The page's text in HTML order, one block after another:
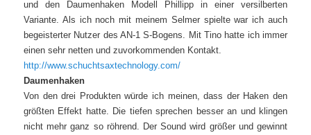
und den Daumenhaken Modell Phillipp in einer versilberten
Variante. Als ich noch mit meinem Selmer spielte war ich auch
begeisterter Nutzer des AN-1 S-Bogens. Mit Tino hatte ich immer
einen sehr netten und zuvorkommenden Kontakt.
http://www.schuchtsaxtechnology.com/
Daumenhaken
Von den drei Produkten würde ich meinen, dass der Haken den
größten Effekt hatte. Die tiefen sprechen besser an und klingen
nicht mehr ganz so röhrend. Der Sound wird größer und gewinnt